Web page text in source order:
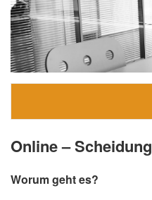
Online – Scheidung
Worum geht es?